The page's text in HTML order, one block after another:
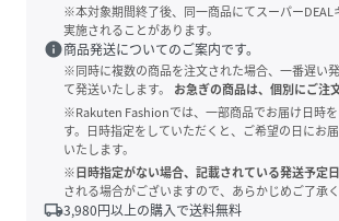
※本対象期間終了後、同一商品にてスーパーDEAL
実施されることがあります。
info商品発送についてのご案内です。
※同時に複数の商品を注文された場合、一番遅い
て発送いたします。
お急ぎの商品は、個別にご注
※Rakuten Fashionでは、一部商品でお届け日時
す。日時指定をしていただくと、ご希望の日にお
いたします。
※日時指定がない場合、記載されている発送予定
される場合がございますので、あらかじめご了承く
local_shipping3,980円以上の購入で送料無料